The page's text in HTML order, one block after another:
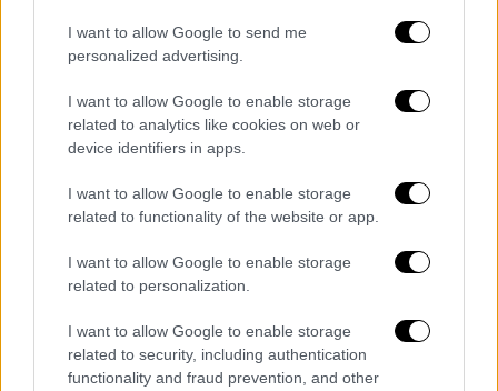
I want to allow Google to send me
personalized advertising.
I want to allow Google to enable storage
related to analytics like cookies on web or
device identifiers in apps.
I want to allow Google to enable storage
related to functionality of the website or app.
I want to allow Google to enable storage
related to personalization.
I want to allow Google to enable storage
related to security, including authentication
functionality and fraud prevention, and other
Συναντήθηκα εδώ στις Βρυξέλλες
με μεγαλοπαράγοντα του Χόλιγουντ
, παλιό φίλο . Μου έλεγε ότι χρόνια
πριν ετοίμαζαν ταινία για την 17
Νοέμβρη με σκηνοθέτη τον
Σόντερμπεργκ . Δεν προχώρησε για
διάφορους λογους .
Ο Τζωρτζ Κλούνεϊ στο ρόλο του
— Νίκη Τζαβέλα (@tzavelaniki)
25, 2023
ΟΛΕΣ ΟΙ ΕΙΔΗΣΕΙΣ